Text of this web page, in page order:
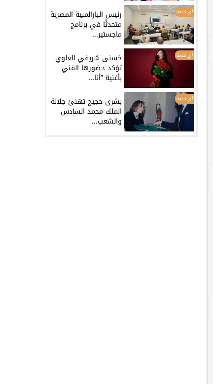
أي خدمة رئيس البارالمبية المصرية
متحدثًا في برنامج
ماجستير...
أي خدمة حُسنى شريفي العلوي
تؤكد حضورها الفني
بأغنية ”أنا...
أي خدمة بشرى حجيج تهنئ جلالة
الملك محمد السادس
والشعب...